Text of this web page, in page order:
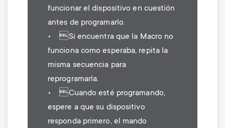
funcionar el dispositivo en cuestión
antes de programarlo.
• Si encuentra que la Macro no
funciona como esperaba, repita la
misma secuencia para
reprogramarla.
• Cuando esté programando,
espere a que su dispositivo
responda primero, el mando